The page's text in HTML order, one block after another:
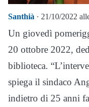
Santhià · 21/10/2022
Un giovedì
20 ottobre 2022,
biblioteca.
spiega il sindaco
indietro di 25 anni